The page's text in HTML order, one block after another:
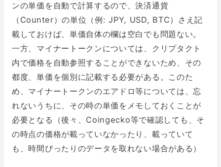
ンの単価を自動で計算するので、決済通貨
（Counter）の単位（例: JPY, USD, BTC）さえ記
載しておけば、単価自体の欄は空白でも問題ない。
一方、マイナートークンについては、クリプタクト
内で価格を自動参照することができないため、その
都度、単価を個別に記載する必要がある。このた
め、マイナートークンのエアドロ等については、忘
れないうちに、その時の単価をメモしておくことが
必要となる（後々、Coingecko等で確認しても、そ
の時点の価格が載っていなかったり、載っていて
も、時間ぴったりのデータを取れない場合がある）